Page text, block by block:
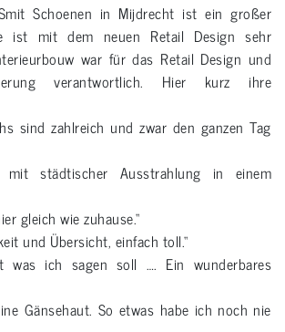
Schoenen in Mijdrecht ist ein großer
ist mit dem neuen Retail Design sehr
war für das Retail Design und
verantwortlich. Hier kurz ihre
sind zahlreich und zwar den ganzen Tag
städtischer Ausstrahlung in einem
gleich wie zuhause.“
und Übersicht, einfach toll.“
was ich sagen soll …. Ein wunderbares
Gänsehaut. So etwas habe ich noch nie